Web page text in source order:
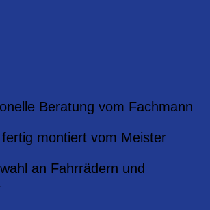
Beratung vom Fachmann
montiert vom Meister
an Fahrrädern und